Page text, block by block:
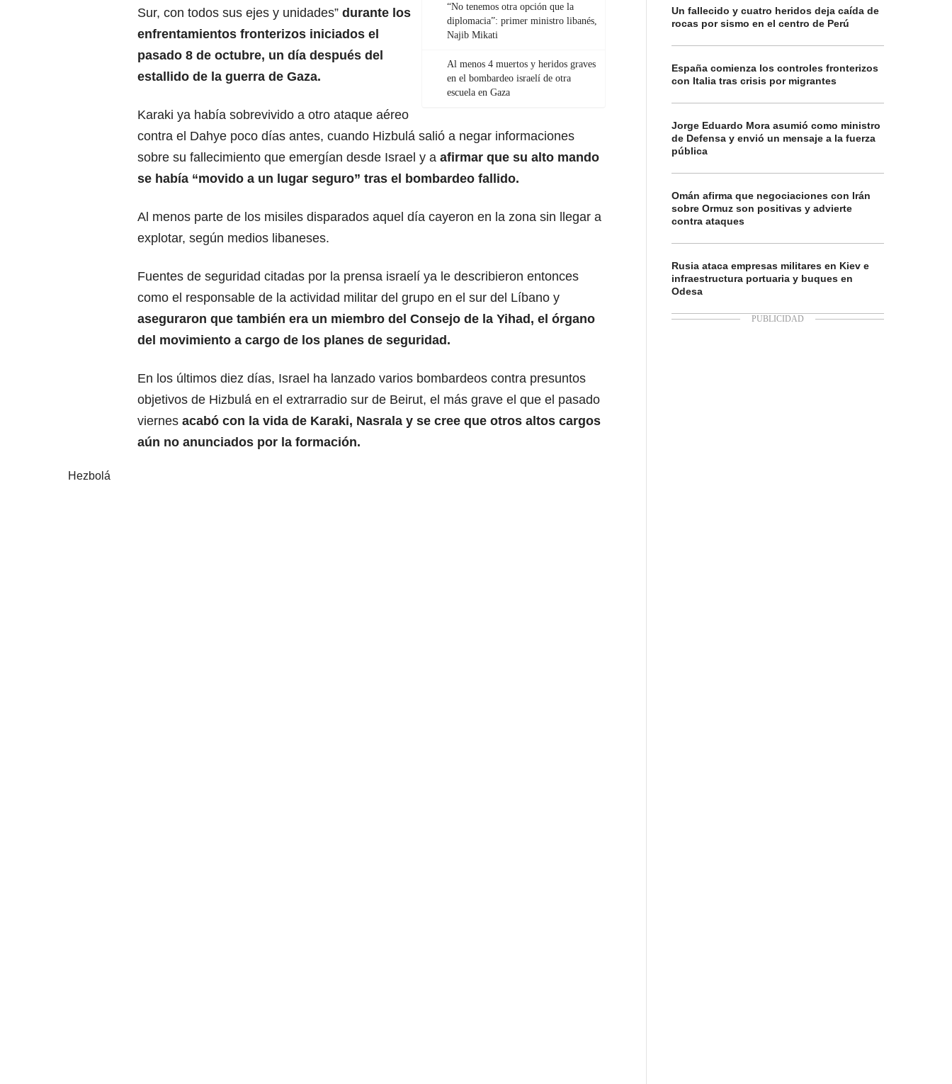
“No tenemos otra opción que la
diplomacia”: primer ministro libanés,
Najib Mikati
Al menos 4 muertos y heridos graves
en el bombardeo israelí de otra
escuela en Gaza
Sur, con todos sus ejes y unidades” durante los
enfrentamientos fronterizos iniciados el
pasado 8 de octubre, un día después del
estallido de la guerra de Gaza.
Karaki ya había sobrevivido a otro ataque aéreo
contra el Dahye poco días antes, cuando Hizbulá salió a negar informaciones
sobre su fallecimiento que emergían desde Israel y a afirmar que su alto mando
se había “movido a un lugar seguro” tras el bombardeo fallido.
Al menos parte de los misiles disparados aquel día cayeron en la zona sin llegar a
explotar, según medios libaneses.
Fuentes de seguridad citadas por la prensa israelí ya le describieron entonces
como el responsable de la actividad militar del grupo en el sur del Líbano y
aseguraron que también era un miembro del Consejo de la Yihad, el órgano
del movimiento a cargo de los planes de seguridad.
En los últimos diez días, Israel ha lanzado varios bombardeos contra presuntos
objetivos de Hizbulá en el extrarradio sur de Beirut, el más grave el que el pasado
viernes acabó con la vida de Karaki, Nasrala y se cree que otros altos cargos
aún no anunciados por la formación.
Hezbolá
Un fallecido y cuatro heridos deja caída de
rocas por sismo en el centro de Perú
España comienza los controles fronterizos
con Italia tras crisis por migrantes
Jorge Eduardo Mora asumió como ministro
de Defensa y envió un mensaje a la fuerza
pública
Omán afirma que negociaciones con Irán
sobre Ormuz son positivas y advierte
contra ataques
Rusia ataca empresas militares en Kiev e
infraestructura portuaria y buques en
Odesa